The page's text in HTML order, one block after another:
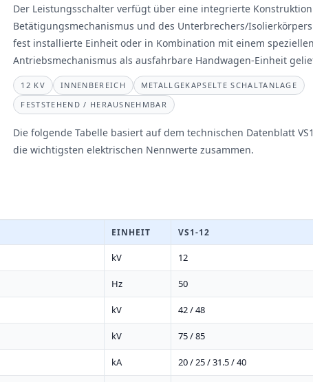
Der Leistungsschalter verfügt über eine integrierte
Betätigungsmechanismus und des Unterbrechers/
fest installierte Einheit oder in Kombination mit einem speziellen
Antriebsmechanismus als ausfahrbare Handwagen-Einheit
12 KV INNENBEREICH
METALLGEKAPSELTE SCHALTANLAGE
FESTSTEHEND / HERAUSNEHMBAR
Die folgende Tabelle basiert auf dem technischen Datenblatt
die wichtigsten elektrischen Nennwerte zusammen.
EINHEIT VS1-12
kV 12
Hz 50
kV 42 / 48
kV 75 / 85
kA 20 / 25 / 31.5 / 40